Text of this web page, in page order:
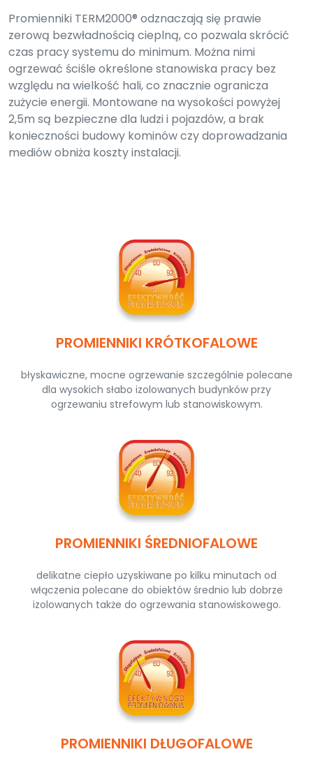
Promienniki TERM2000® odznaczają się prawie
zerową bezwładnością cieplną, co pozwala skrócić
czas pracy systemu do minimum. Można nimi
ogrzewać ściśle określone stanowiska pracy bez
względu na wielkość hali, co znacznie ogranicza
zużycie energii. Montowane na wysokości powyżej
2,5m są bezpieczne dla ludzi i pojazdów, a brak
konieczności budowy kominów czy doprowadzania
mediów obniża koszty instalacji.
PROMIENNIKI KRÓTKOFALOWE
błyskawiczne, mocne ogrzewanie szczególnie polecane
dla wysokich słabo izolowanych budynków przy
ogrzewaniu strefowym lub stanowiskowym.
PROMIENNIKI ŚREDNIOFALOWE
delikatne ciepło uzyskiwane po kilku minutach od
włączenia polecane do obiektów średnio lub dobrze
izolowanych także do ogrzewania stanowiskowego.
PROMIENNIKI DŁUGOFALOWE